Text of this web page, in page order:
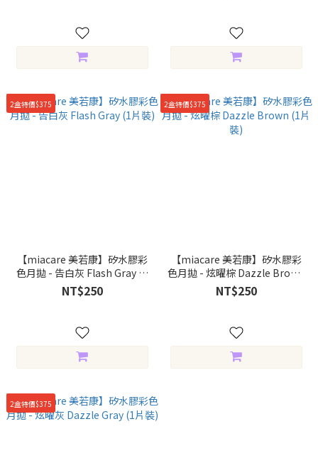
2盒特價$375
【miacare 美若康】矽水膠彩
色月拋 - 告白灰 Flash Gray (1
片裝)
NT$250
2盒特價$375
【miacare 美若康】矽水膠彩
色月拋 - 炫曜棕 Dazzle Brown
(1片裝)
NT$250
2盒特價$375